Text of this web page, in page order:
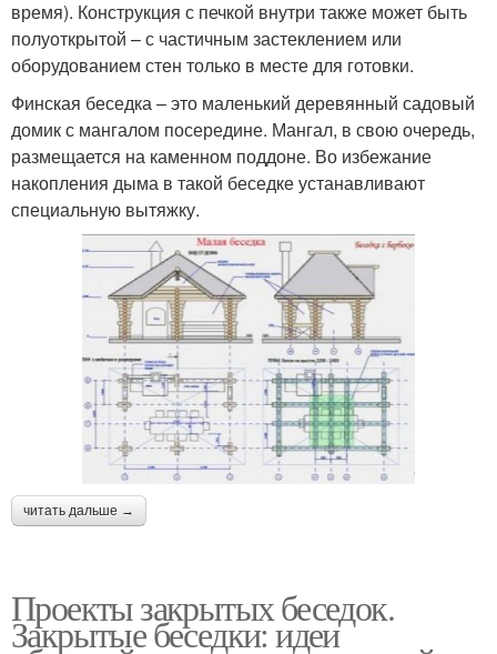
время). Конструкция с печкой внутри также может быть
полуоткрытой – с частичным застеклением или
оборудованием стен только в месте для готовки.
Финская беседка – это маленький деревянный садовый
домик с мангалом посередине. Мангал, в свою очередь,
размещается на каменном поддоне. Во избежание
накопления дыма в такой беседке устанавливают
специальную вытяжку.
читать дальше →
Проекты закрытых беседок.
Закрытые беседки: идеи